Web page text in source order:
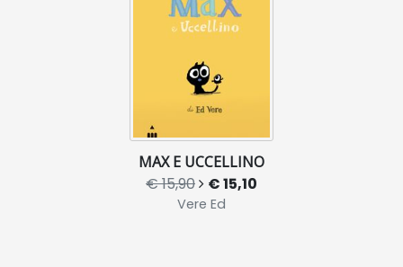
MAX E UCCELLINO
€ 15,90 € 15,10
Vere Ed